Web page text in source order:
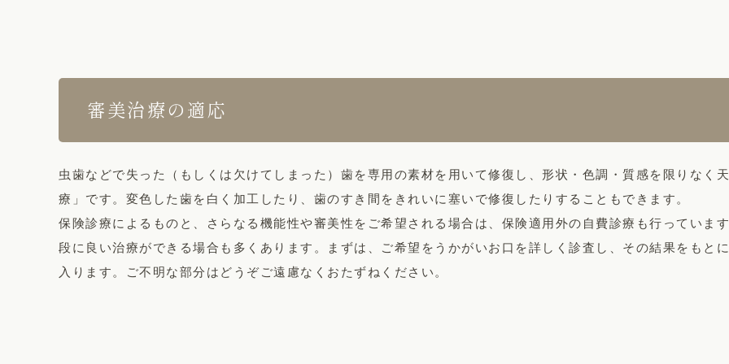
審美治療の適応
虫歯などで失った（もしくは欠けてしまった）歯を専用の素材を用いて修復し、形状・色調・質感を限りなく
療」です。変色した歯を白く加工したり、歯のすき間をきれいに塞いで修復したりすることもできます。
保険診療によるものと、さらなる機能性や審美性をご希望される場合は、保険適用外の自費診療も行っていま
段に良い治療ができる場合も多くあります。まずは、ご希望をうかがいお口を詳しく診査し、その結果をもと
入ります。ご不明な部分はどうぞご遠慮なくおたずねください。